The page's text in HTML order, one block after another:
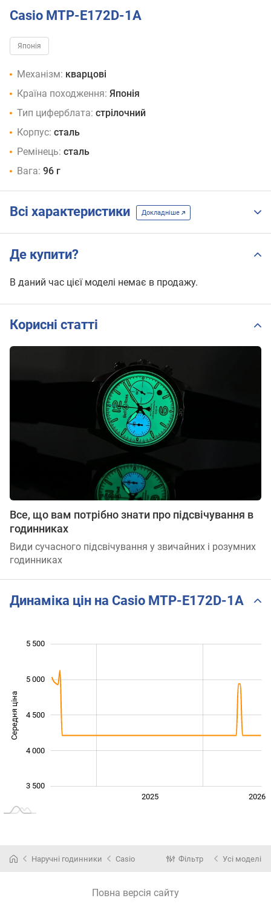
Casio MTP-E172D-1A
Японія
Механізм: кварцові
Країна походження: Японія
Тип циферблата: стрілочний
Корпус: сталь
Ремінець: сталь
Вага: 96 г
Всі характеристики Докладніше
Де купити?
В даний час цієї моделі немає в продажу.
Корисні статті
Все, що вам потрібно знати про підсвічування в
годинниках
Види сучасного підсвічування у звичайних і розумних
годинниках
Динаміка цін на Casio MTP-E172D-1A
Середня ціна 3 500
3 500
4 000
4 500
5 000
5 500
2025 2026
Наручні годинники Casio Фільтр Усі моделі
Повна версія сайту